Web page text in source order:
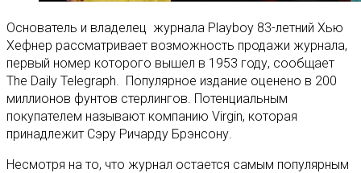
Основатель и владелец журнала Playboy 83-летний Хью
Хефнер рассматривает возможность продажи журнала,
первый номер которого вышел в 1953 году, сообщает
The Daily Telegraph. Популярное издание оценено в 200
миллионов фунтов стерлингов. Потенциальным
покупателем называют компанию Virgin, которая
принадлежит Сэру Ричарду Брэнсону.
Несмотря на то, что журнал остается самым популярным